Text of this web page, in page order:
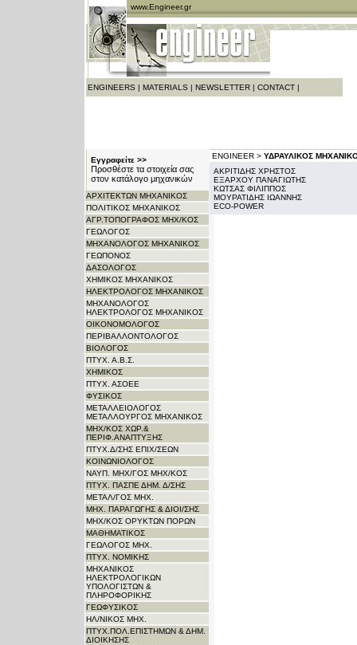
www.Engineer.gr
ENGINEERS | MATERIALS | NEWSLETTER| CONTACT|
Εγγραφείτε >>
Προσθέστε τα στοιχεία σας
στον κατάλογο μηχανικών
ΑΡΧITΕΚΤΩΝ ΜΗΧΑΝΙΚΟΣ
ΠΟΛΙΤΙΚΟΣ ΜΗΧΑΝΙΚΟΣ
ΑΓΡ.ΤΟΠΟΓΡΑΦΟΣ ΜΗΧ/ΚΟΣ
ΓΕΩΛΟΓΟΣ
ΜΗΧΑΝΟΛΟΓΟΣ ΜΗΧΑΝΙΚΟΣ
ΓΕΩΠΟΝΟΣ
ΔΑΣΟΛΟΓΟΣ
ΧΗΜΙΚΟΣ ΜΗΧΑΝΙΚΟΣ
ΗΛΕΚΤΡΟΛΟΓΟΣ ΜΗΧΑΝΙΚΟΣ
ΜΗΧΑΝΟΛΟΓΟΣ
ΗΛΕΚΤΡΟΛΟΓΟΣ ΜΗΧΑΝΙΚΟΣ
ΟΙΚΟΝΟΜΟΛΟΓΟΣ
ΠΕΡΙΒΑΛΛΟΝΤΟΛΟΓΟΣ
ΒΙΟΛΟΓΟΣ
ΠΤΥΧ. Α.Β.Σ.
ΧΗΜΙΚΟΣ
ΠΤΥΧ. ΑΣΟΕΕ
ΦΥΣΙΚΟΣ
ΜΕΤΑΛΛΕΙΟΛΟΓΟΣ
ΜΕΤΑΛΛΟΥΡΓΟΣ ΜΗΧΑΝΙΚΟΣ
ΜΗΧ/ΚΟΣ ΧΩΡ.&
ΠΕΡΙΦ.ΑΝΑΠΤΥΞΗΣ
ΠΤΥΧ.Δ/ΣΗΣ ΕΠΙΧ/ΣΕΩΝ
ΚΟΙΝΩΝΙΟΛΟΓΟΣ
ΝΑΥΠ. ΜΗΧ/ΓΟΣ ΜΗΧ/KΟΣ
ΠΤΥΧ. ΠΑΣΠΕ ΔΗΜ. Δ/ΣΗΣ
ΜΕΤΑΛ/ΓΟΣ ΜΗΧ.
ΜΗΧ. ΠΑΡΑΓΩΓΗΣ & ΔΙΟΙ/ΣΗΣ
ΜΗΧ/ΚΟΣ ΟΡΥΚΤΩΝ ΠΟΡΩΝ
ΜΑΘΗΜΑΤΙΚΟΣ
ΓΕΩΛΟΓΟΣ ΜΗΧ.
ΠΤΥΧ. ΝΟΜΙΚΗΣ
ΜΗΧΑΝΙΚΟΣ
ΗΛΕΚΤΡΟΛΟΓΙΚΩΝ
ΥΠΟΛΟΓΙΣΤΩΝ &
ΠΛΗΡΟΦΟΡΙΚΗΣ
ΓΕΩΦΥΣΙΚΟΣ
ΗΛ/ΝΙΚΟΣ ΜΗΧ.
ΠΤΥΧ.ΠΟΛ.ΕΠΙΣΤΗΜΩΝ & ΔΗΜ.
ΔΙΟΙΚΗΣΗΣ
ENGINEER > ΥΔΡΑΥΛΙΚΟΣ
ΑΚΡΙΤΙΔΗΣ ΧΡΗΣΤΟΣ
ΕΞΑΡΧΟΥ ΠΑΝΑΓΙΩΤΗΣ
ΚΩΤΣΑΣ ΦΙΛΙΠΠΟΣ
ΜΟΥΡΑΤΙΔΗΣ ΙΩΑΝΝΗΣ
ΕCO-POWER